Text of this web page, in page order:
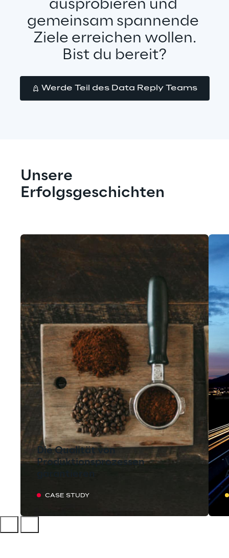
ausprobieren und
gemeinsam spannende
Ziele erreichen wollen.
Bist du bereit?
Werde Teil des Data Reply Teams
Unsere
Erfolgsgeschichten
Die Qualität von
Produktionsprozessen
CASE STUDY